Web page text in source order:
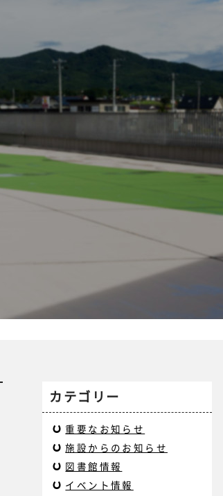
カテゴリー
重要なお知らせ
施設からのお知らせ
図書館情報
イベント情報